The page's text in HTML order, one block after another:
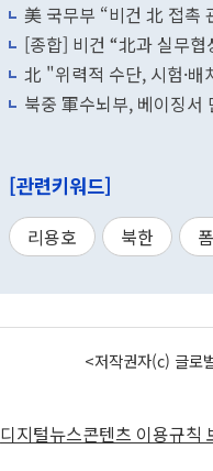
美 국무부 “비건 北 접촉
[종합] 비건 “北과 실무
北 "위력적 수단, 시험·
북중 軍수뇌부, 베이징
[관련키워드]
리용호 북한
<저작권자(c) 글로
디지털뉴스콘텐츠 이용규칙